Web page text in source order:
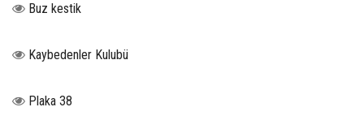
Buz kestik
Kaybedenler Kulubü
Plaka 38